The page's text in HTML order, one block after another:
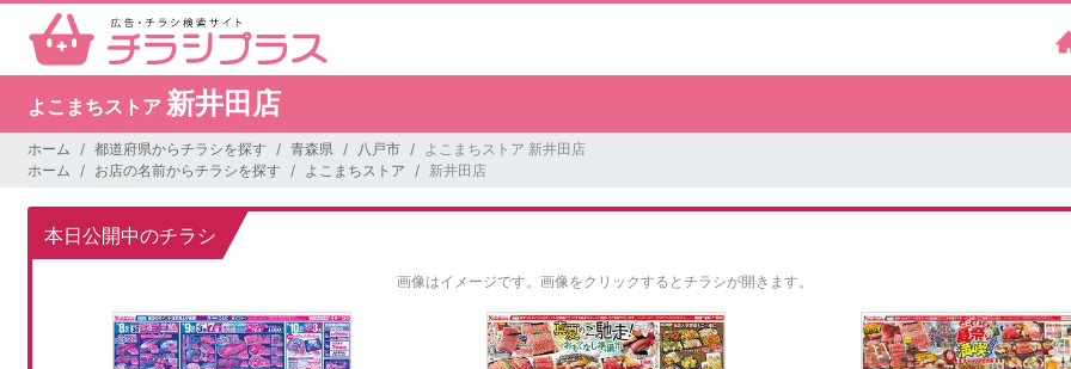
よこまちストア 新井田店
ホーム 都道府県からチラシを探す 青森県 八戸市
よこまちストア 新井田店
ホーム
お店の名前からチラシを探す よこまちストア 新井田店
本日公開中のチラシ
画像はイメージです。 画像をクリックするとチラシが開きます。